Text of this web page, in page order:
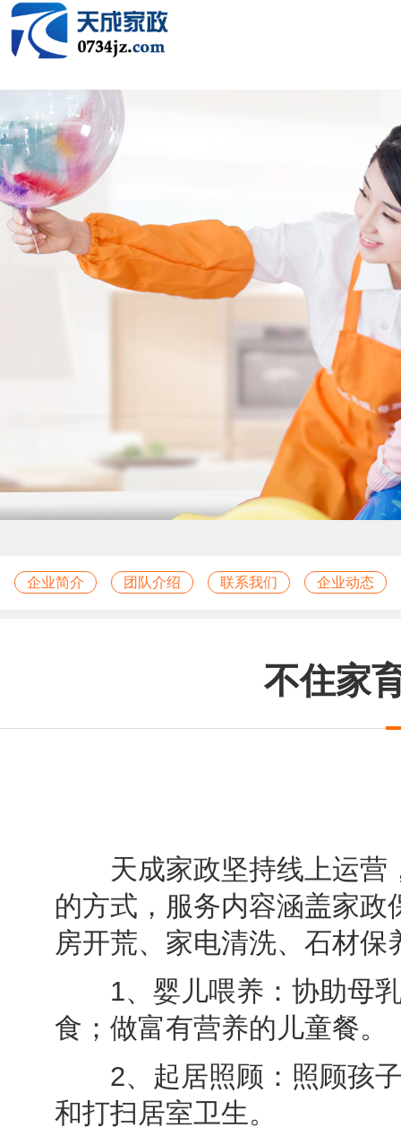
企业简介 团队介绍 联系我们 企业动态
不住家
天成家政坚持线上运营
的方式，服务内容涵盖家
房开荒、家电清洗、石材
1、婴儿喂养：协助母乳
食；做富有营养的儿童餐。
2、起居照顾：照顾孩子
和打扫居室卫生。